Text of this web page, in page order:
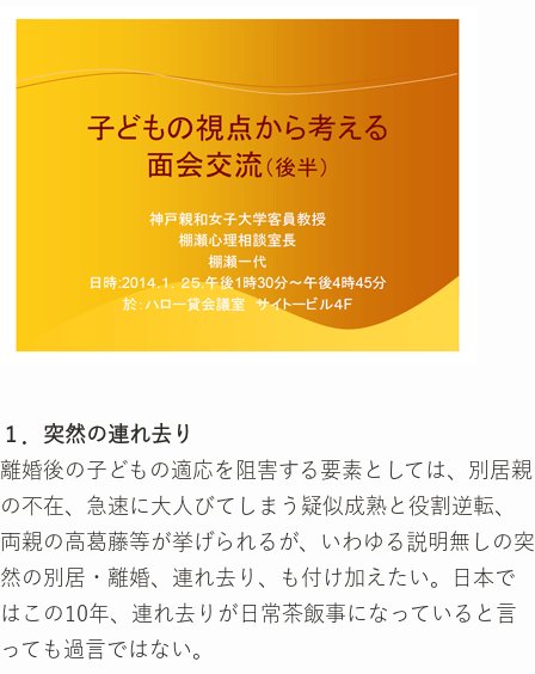
１．突然の連れ去り
離婚後の子どもの適応を阻害する要素としては、別居親
の不在、急速に大人びてしまう疑似成熟と役割逆転、
両親の高葛藤等が挙げられるが、いわゆる説明無しの突
然の別居・離婚、連れ去り、も付け加えたい。日本で
はこの10年、連れ去りが日常茶飯事になっていると言
っても過言ではない。